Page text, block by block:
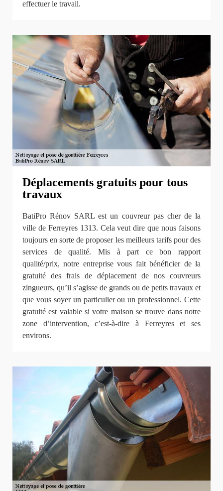
effectuer le travail.
Déplacements gratuits pour tous
travaux
BatiPro Rénov SARL est un couvreur pas cher de la
ville de Ferreyres 1313. Cela veut dire que nous faisons
toujours en sorte de proposer les meilleurs tarifs pour des
services de qualité. Mis à part ce bon rapport
qualité/prix, notre entreprise vous fait bénéficier de la
gratuité des frais de déplacement de nos couvreurs
zingueurs, qu’il s’agisse de grands ou de petits travaux et
que vous soyer un particulier ou un professionnel. Cette
gratuité est valable si votre maison se trouve dans notre
zone d’intervention, c’est-à-dire à Ferreyres et ses
environs.